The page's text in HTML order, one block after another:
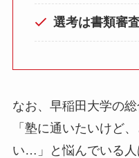
選考は書類審
なお、早稲田大学の
「塾に通いたいけど
い…」と悩んでいる人